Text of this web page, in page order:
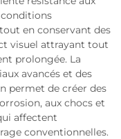
en conservant des
visuel attrayant tout
prolongée. La
avancés et des
permet de créer des
aux chocs et
affectent
conventionnelles.